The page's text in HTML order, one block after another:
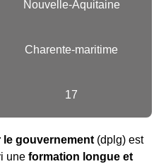
Nouvelle-Aquitaine
Charente-maritime
17
gouvernement (dplg) est
une formation longue et